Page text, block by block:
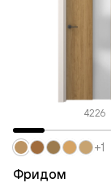
4226
Фридом
+1